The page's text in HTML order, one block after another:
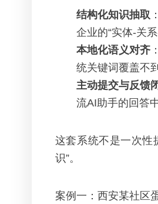
结构化知识抽取
企业的“实体-关
本地化语义对齐
统关键词覆盖不
主动提交与反馈
流AI助手的回答
这套系统不是一次性
识”。
案例一：西安某社区